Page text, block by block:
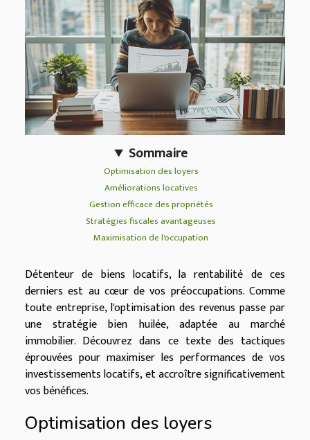
Sommaire
Optimisation des loyers
Améliorations locatives
Gestion efficace des propriétés
Stratégies fiscales avantageuses
Maximisation de l'occupation
Détenteur de biens locatifs, la rentabilité de ces
derniers est au cœur de vos préoccupations. Comme
toute entreprise, l'optimisation des revenus passe par
une stratégie bien huilée, adaptée au marché
immobilier. Découvrez dans ce texte des tactiques
éprouvées pour maximiser les performances de vos
investissements locatifs, et accroître significativement
vos bénéfices.
Optimisation des loyers